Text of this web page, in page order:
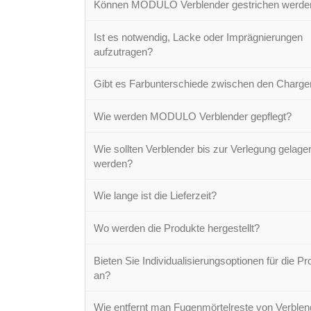
Können MODULO Verblender gestrichen
Ist es notwendig, Lacke oder Imprägnierungen
aufzutragen?
Gibt es Farbunterschiede zwischen den
Wie werden MODULO Verblender gepflegt?
Wie sollten Verblender bis zur Verlegung
werden?
Wie lange ist die Lieferzeit?
Wo werden die Produkte hergestellt?
Bieten Sie Individualisierungsoptionen für die
an?
Wie entfernt man Fugenmörtelreste von